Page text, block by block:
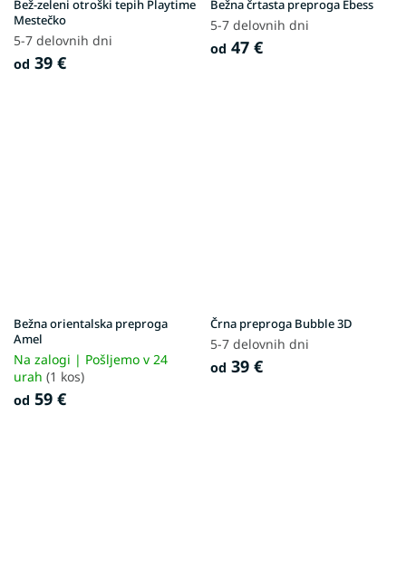
Bež-zeleni otroški tepih Playtime
Mestečko
5-7 delovnih dni
od 39 €
Bežna črtasta preproga Ebess
5-7 delovnih dni
od 47 €
Bežna orientalska preproga
Amel
Na zalogi | Pošljemo v 24
urah (1 kos)
od 59 €
Črna preproga Bubble 3D
5-7 delovnih dni
od 39 €